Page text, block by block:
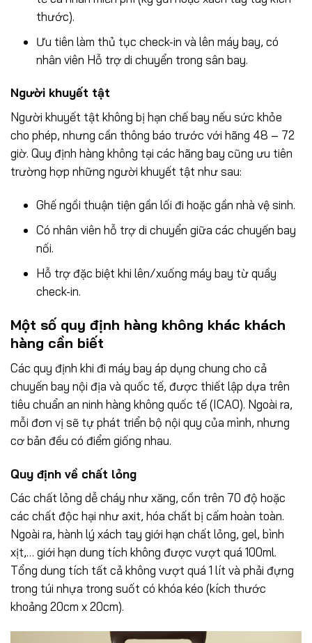
thước).
Ưu tiên làm thủ tục check-in và lên máy bay, có
nhân viên Hỗ trợ di chuyển trong sân bay.
Người khuyết tật
Người khuyết tật không bị hạn chế bay nếu sức khỏe
cho phép, nhưng cần thông báo trước với hãng 48 – 72
giờ. Quy định hàng không tại các hãng bay cũng ưu tiên
trường hợp những người khuyết tật như sau:
Ghế ngồi thuận tiện gần lối đi hoặc gần nhà vệ sinh.
Có nhân viên hỗ trợ di chuyển giữa các chuyến bay
nối.
Hỗ trợ đặc biệt khi lên/xuống máy bay từ quầy
check-in.
Một số quy định hàng không khác khách
hàng cần biết
Các quy định khi đi máy bay áp dụng chung cho cả
chuyến bay nội địa và quốc tế, được thiết lập dựa trên
tiêu chuẩn an ninh hàng không quốc tế (ICAO). Ngoài ra,
mỗi đơn vị sẽ tự phát triển bộ nội quy của mình, nhưng
cơ bản đều có điểm giống nhau.
Quy định về chất lỏng
Các chất lỏng dễ cháy như xăng, cồn trên 70 độ hoặc
các chất độc hại như axit, hóa chất bị cấm hoàn toàn.
Ngoài ra, hành lý xách tay giới hạn chất lỏng, gel, bình
xịt,… giới hạn dung tích không được vượt quá 100ml.
Tổng dung tích tất cả không vượt quá 1 lít và phải đựng
trong túi nhựa trong suốt có khóa kéo (kích thước
khoảng 20cm x 20cm).